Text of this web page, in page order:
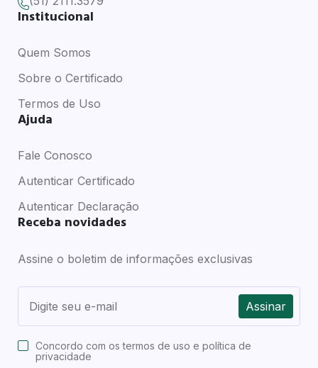
Institucional
Quem Somos
Sobre o Certificado
Termos de Uso
Ajuda
Fale Conosco
Autenticar Certificado
Autenticar Declaração
Receba novidades
Assine o boletim de informações exclusivas
Assinar
Concordo com ostermos de uso e política de
privacidade